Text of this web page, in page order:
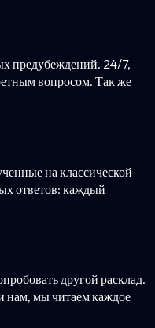
предубеждений. 24/7,
вопросом. Так же
на классической
ответов: каждый
другой расклад.
нам, мы читаем каждое